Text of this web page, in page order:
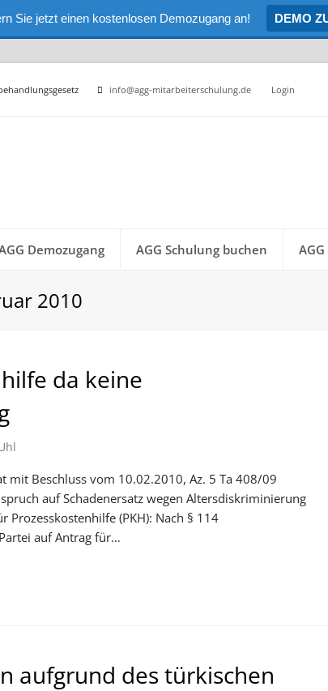
Sie jetzt einen kostenlosen Demozugang an! DEMO
info@agg-mitarbeiterschulung.de Login
Demozugang AGG Schulung buchen
2010
da keine
mit Beschluss vom 10.02.2010, Az. 5 Ta 408/09
auf Schadenersatz wegen Altersdiskriminierung
Prozesskostenhilfe (PKH): Nach § 114
auf Antrag für…
aufgrund des türkischen